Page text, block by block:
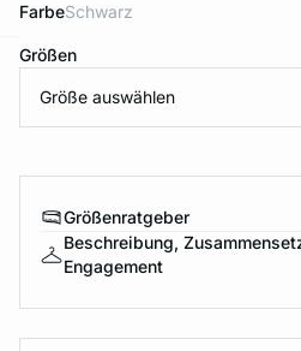
Farbe schwarz
Größen
Größe auswählen
Größenratgeber
Beschreibung,
Engagement